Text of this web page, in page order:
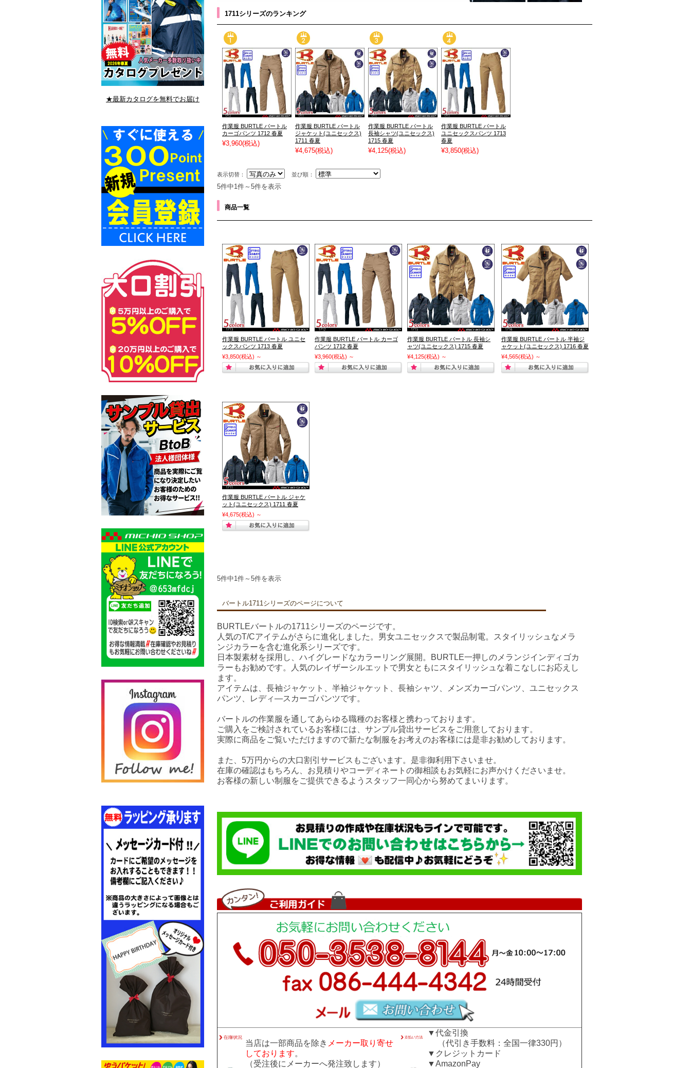
1711シリーズのランキング
作業服 BURTLE バートル
カーゴパンツ 1712 春夏
¥3,960(税込)
作業服 BURTLE バートル
ジャケット(ユニセックス)
1711 春夏
¥4,675(税込)
作業服 BURTLE バートル
長袖シャツ(ユニセックス)
1715 春夏
¥4,125(税込)
作業服 BURTLE バートル
ユニセックスパンツ 1713
春夏
¥3,850(税込)
表示切替： 並び順：
5件中1件～5件を表示
商品一覧
作業服 BURTLE バートル ユニセ
ックスパンツ 1713 春夏
¥3,850(税込) ～
作業服 BURTLE バートル カーゴ
パンツ 1712 春夏
¥3,960(税込) ～
作業服 BURTLE バートル 長袖シ
ャツ(ユニセックス) 1715 春夏
¥4,125(税込) ～
作業服 BURTLE バートル 半袖ジ
ャケット(ユニセックス) 1716 春夏
¥4,565(税込) ～
作業服 BURTLE バートル ジャケ
ット(ユニセックス) 1711 春夏
¥4,675(税込) ～
5件中1件～5件を表示
バートル1711シリーズのページについて
BURTLEバートルの1711シリーズのページです。
人気のT/Cアイテムがさらに進化しました。男女ユニセックスで製品制電。スタイリッシュなメラ
ンジカラーを含む進化系シリーズです。
日本製素材を採用し、ハイグレードなカラーリング展開。BURTLE一押しのメランジインディゴカ
ラーもお勧めです。人気のレイザーシルエットで男女ともにスタイリッシュな着こなしにお応えし
ます。
アイテムは、長袖ジャケット、半袖ジャケット、長袖シャツ、メンズカーゴパンツ、ユニセックス
パンツ、レディ―スカーゴパンツです。
バートルの作業服を通してあらゆる職種のお客様と携わっております。
ご購入をご検討されているお客様には、サンプル貸出サービスをご用意しております。
実際に商品をご覧いただけますので新たな制服をお考えのお客様には是非お勧めしております。
また、5万円からの大口割引サービスもございます。是非御利用下さいませ。
在庫の確認はもちろん、お見積りやコーディネートの御相談もお気軽にお声かけくださいませ。
お客様の新しい制服をご提供できるようスタッフ一同心から努めてまいります。
当店は一部商品を除き メーカー取り寄せ
しております。
（受注後にメーカーへ発注致します）
▼代金引換
（代引き手数料：全国一律330円）
▼クレジットカード
▼AmazonPay
★最新カタログを無料でお届け